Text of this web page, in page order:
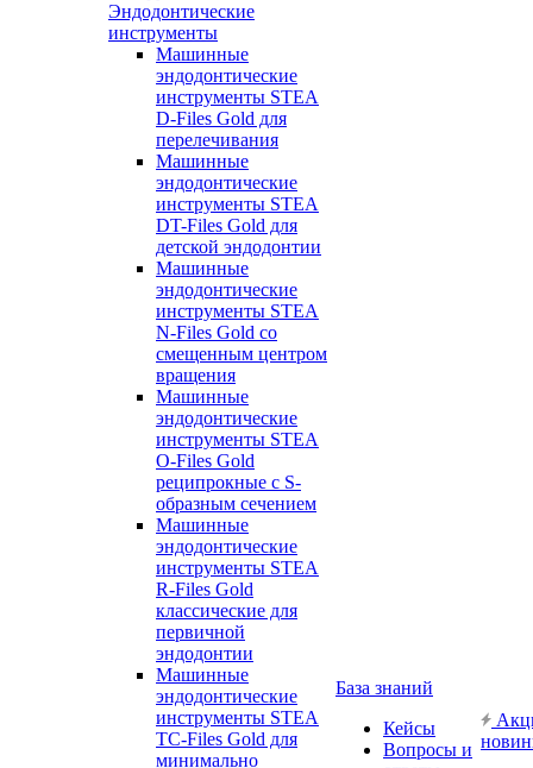
Эндодонтические
инструменты
Машинные
эндодонтические
инструменты STEA
D-Files Gold для
перелечивания
Машинные
эндодонтические
инструменты STEA
DT-Files Gold для
детской эндодонтии
Машинные
эндодонтические
инструменты STEA
N-Files Gold со
смещенным центром
вращения
Машинные
эндодонтические
инструменты STEA
O-Files Gold
реципрокные с S-
образным сечением
Машинные
эндодонтические
инструменты STEA
R-Files Gold
классические для
первичной
эндодонтии
Машинные
эндодонтические
инструменты STEA
TC-Files Gold для
минимально
База знаний
Кейсы
Вопросы и